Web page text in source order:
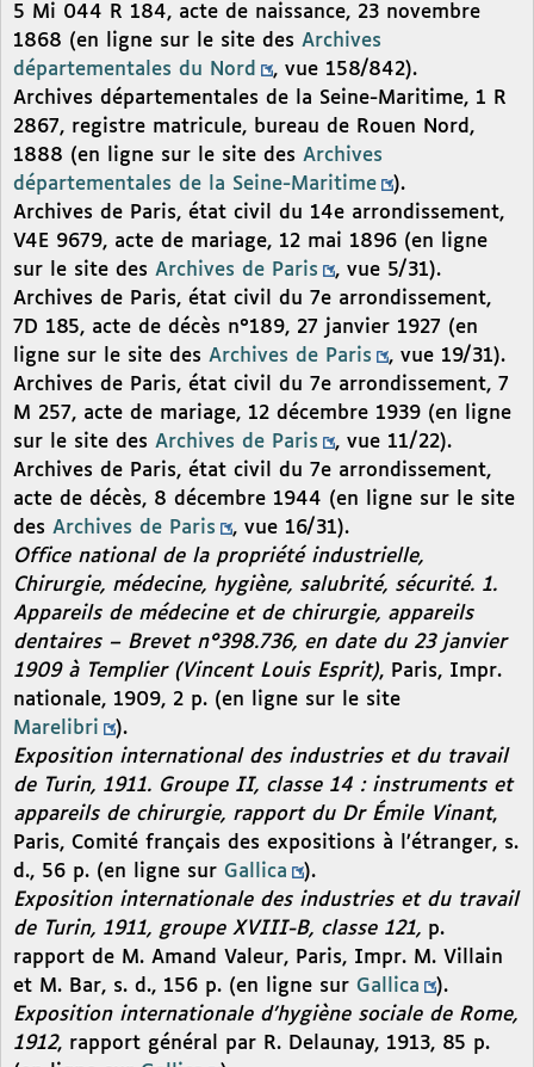
5 Mi 044 R 184, acte de naissance, 23 novembre
1868 (en ligne sur le site des Archives
départementales du Nord
, vue 158/842).
Archives départementales de la Seine-Maritime, 1 R
2867, registre matricule, bureau de Rouen Nord,
1888 (en ligne sur le site des Archives
départementales de la Seine-Maritime
).
Archives de Paris, état civil du 14e arrondissement,
V4E 9679, acte de mariage, 12 mai 1896 (en ligne
sur le site des Archives de Paris
, vue 5/31).
Archives de Paris, état civil du 7e arrondissement,
7D 185, acte de décès n°189, 27 janvier 1927 (en
ligne sur le site des Archives de Paris
, vue 19/31).
Archives de Paris, état civil du 7e arrondissement, 7
M 257, acte de mariage, 12 décembre 1939 (en ligne
sur le site des Archives de Paris
, vue 11/22).
Archives de Paris, état civil du 7e arrondissement,
acte de décès, 8 décembre 1944 (en ligne sur le site
des Archives de Paris
, vue 16/31).
Office national de la propriété industrielle,
Chirurgie, médecine, hygiène, salubrité, sécurité. 1.
Appareils de médecine et de chirurgie, appareils
dentaires – Brevet n°398.736, en date du 23 janvier
1909 à Templier (Vincent Louis Esprit), Paris, Impr.
nationale, 1909, 2 p. (en ligne sur le site
Marelibri
).
Exposition international des industries et du travail
de Turin, 1911. Groupe II, classe 14 : instruments et
appareils de chirurgie, rapport du Dr Émile Vinant,
Paris, Comité français des expositions à l’étranger, s.
d., 56 p. (en ligne sur Gallica
).
Exposition internationale des industries et du travail
de Turin, 1911, groupe XVIII-B, classe 121, p.
rapport de M. Amand Valeur, Paris, Impr. M. Villain
et M. Bar, s. d., 156 p. (en ligne sur Gallica
).
Exposition internationale d’hygiène sociale de Rome,
1912, rapport général par R. Delaunay, 1913, 85 p.